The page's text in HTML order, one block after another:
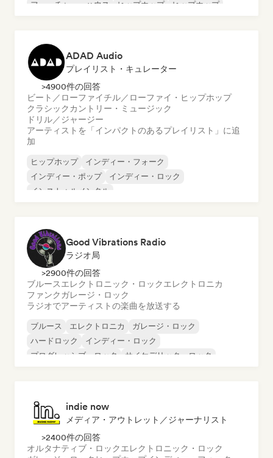
フューチャー・ハウス ヒップホップ
ヒップホップ
ADAD Audio
プレイリスト・キュレーター
>4900件の回答
ビート／ローファイチル／ローファイ・ヒップホップ
クラシック カントリー・ミュージック
ドリル／ジャージー
アーティストを「インパクトのあるプレイリスト」に追
加
ヒップホップ
インディー・フォーク
インディー・ポップ
インディー・ロック
インストゥルメンタル
Good Vibrations Radio
ラジオ局
>2900件の回答
ブルースエレクトロニック・ロックエレクトロニカ
ファンクガレージ・ロック
ラジオでアーティストの楽曲を放送する
ブルース エレクトロニカ
ガレージ・ロック
ハードロック
インディー・ロック
プログレッシブ・ロック
サイケデリック・ロック
indie now
メディア・アウトレット／ジャーナリスト
>2400件の回答
オルタナティブ・ロックエレクトロニック・ロック